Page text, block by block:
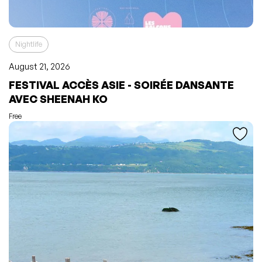
Nightlife
August 21, 2026
FESTIVAL ACCÈS ASIE - SOIRÉE DANSANTE
AVEC SHEENAH KO
Free
L'événement a été ajouté à vos favoris
Événement retiré de vos favoris